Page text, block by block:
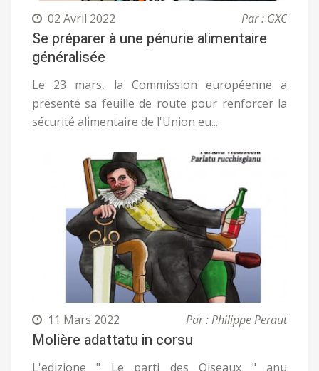
02 Avril 2022 Par : GXC
Se préparer à une pénurie alimentaire
généralisée
Le 23 mars, la Commission européenne a
présenté sa feuille de route pour renforcer la
sécurité alimentaire de l'Union eu...
11 Mars 2022 Par : Philippe Peraut
Molière adattatu in corsu
L'edizione " Le parti des Oiseaux " anu